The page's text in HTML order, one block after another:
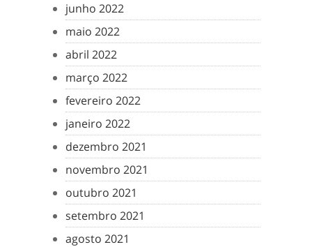
junho 2022
maio 2022
abril 2022
março 2022
fevereiro 2022
janeiro 2022
dezembro 2021
novembro 2021
outubro 2021
setembro 2021
agosto 2021